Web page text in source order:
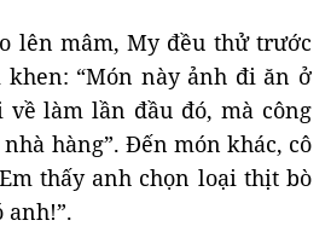
lên mâm, My đều thử trước
“Món này ảnh đi ăn ở
làm lần đầu đó, mà công
hàng”. Đến món khác, cô
thấy anh chọn loại thịt bò
anh!”.